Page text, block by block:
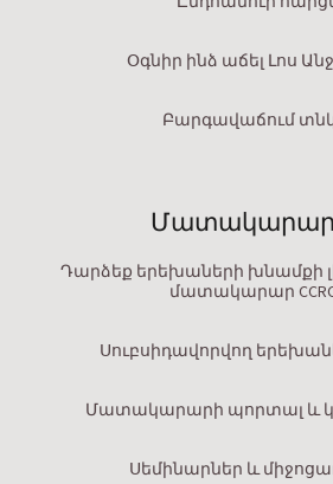
Օգնիր ինձ աճել Լոս
Բարգավաճում
Դարձեք երեխաների խնամքի
մատակարար
Սուբսիդավորվող
Մատակարարի պորտալ և
Սեմինարներ և